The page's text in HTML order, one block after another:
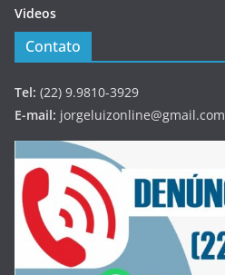
Videos
Contato
Tel: (22) 9.9810-3929
E-mail: jorgeluizonline@gmail.com